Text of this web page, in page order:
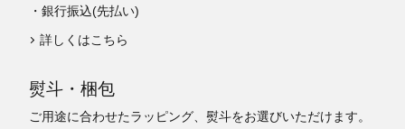
・銀行振込(先払い)
詳しくはこちら
熨斗・梱包
ご用途に合わせたラッピング、熨斗をお選びいただけます。